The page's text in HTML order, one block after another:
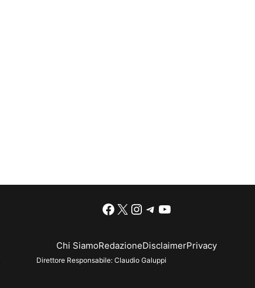
Facebook
X Instagram
Telegram
YouTube
Chi SiamoRedazioneDisclaimerPrivacy
Direttore Responsabile: Claudio Galuppi